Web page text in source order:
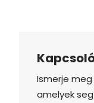
Ismerje
amelyek